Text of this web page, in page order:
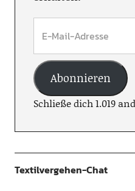
Abonnieren
Schließe dich 1.019
Textilvergehen-Chat